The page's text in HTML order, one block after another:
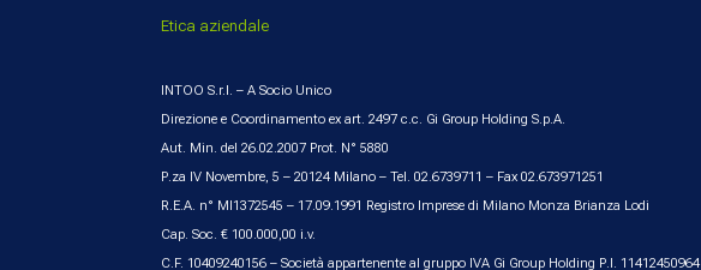
Etica aziendale
INTOO S.r.l. – A Socio Unico
Direzione e Coordinamento ex art. 2497 c.c. Gi Group Holding S.p.A.
Aut. Min. del 26.02.2007 Prot. N° 5880
P.za IV Novembre, 5 – 20124 Milano – Tel. 02.6739711 – Fax 02.673971251
R.E.A. n° MI1372545 – 17.09.1991 Registro Imprese di Milano Monza Brianza Lodi
Cap. Soc. € 100.000,00 i.v.
C.F. 10409240156 – Società appartenente al gruppo IVA Gi Group Holding P.I. 11412450964